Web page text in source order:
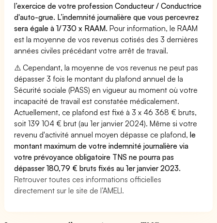
l’exercice de votre profession Conducteur / Conductrice
d'auto-grue. L’indemnité journalière que vous percevrez
sera égale à 1/730 x RAAM. Pour information, le RAAM
est la moyenne de vos revenus cotisés des 3 dernières
années civiles précédant votre arrêt de travail.
⚠️ Cependant, la moyenne de vos revenus ne peut pas
dépasser 3 fois le montant du plafond annuel de la
Sécurité sociale (PASS) en vigueur au moment où votre
incapacité de travail est constatée médicalement.
Actuellement, ce plafond est fixé à 3 x 46 368 € bruts,
soit 139 104 € brut (au 1er janvier 2024). Même si votre
revenu d'activité annuel moyen dépasse ce plafond,le
montant maximum de votre indemnité journalière via
votre prévoyance obligatoire TNS ne pourra pas
dépasser 180,79 € bruts fixés au 1er janvier 2023.
Retrouver toutes ces informations officielles
directement sur le site de l’AMELI.